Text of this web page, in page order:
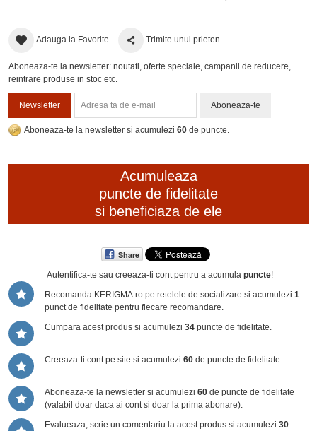
Adauga la Favorite Trimite unui prieten
Aboneaza-te la newsletter: noutati, oferte speciale, campanii de reducere,
reintrare produse in stoc etc.
Newsletter Aboneaza-te
Aboneaza-te la newsletter si acumulezi 60 de puncte.
Acumuleaza
puncte de fidelitate
si beneficiaza de ele
Share
Autentifica-te sau creeaza-ti contpentru a acumula puncte!
Recomanda KERIGMA.ro pe retelele de socializare si acumulezi 1
punct de fidelitate pentru fiecare recomandare.
Cumpara acest produs si acumulezi 34 puncte de fidelitate.
Creeaza-ti cont pe site si acumulezi 60 de puncte de fidelitate.
Aboneaza-te la newsletter si acumulezi 60 de puncte de fidelitate
(valabil doar daca ai cont si doar la prima abonare).
Evalueaza, scrie un comentariu la acest produs si acumulezi 30